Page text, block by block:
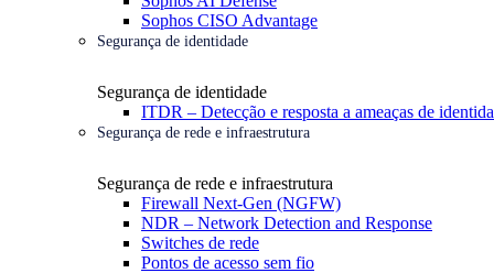
Sophos CISO Advantage
Segurança de identidade
Segurança de identidade
ITDR – Detecção e resposta a ameaças de
Segurança de rede e infraestrutura
Segurança de rede e infraestrutura
Firewall Next-Gen (NGFW)
NDR – Network Detection and Response
Switches de rede
Pontos de acesso sem fio